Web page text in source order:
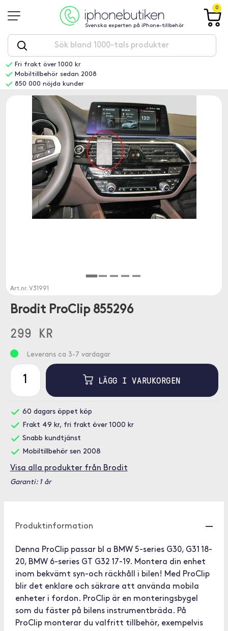
Svenska experten på iPhone-tillbehör
0
Fri frakt över 1000 kr
Mobiltillbehör sedan 2008
850 000 nöjda kunder
Art.nr. V31991
Brodit ProClip 855296
299 KR
Leverans ca 3-7 vardagar
LÄGG I VARUKORGEN
60 dagars öppet köp
Frakt 49 kr, fri frakt över 1000 kr
Snabb kundtjänst
Mobiltillbehör sen 2008
Visa alla produkter från Brodit
Garanti: 1 år
Produktinformation
Denna ProClip passar bl a BMW 5-series G30, G31 18-
20, BMW 6-series GT G32 17-19. Montera din enhet
inom bekvämt syn-och räckhåll i bilen! Med ProClip
blir det enklare och säkrare att använda mobila
enheter i fordon. ProClip är en monteringsbygel
som du fäster på bilens instrumentbräda. På
ProClip monterar du valfritt tillbehör, exempelvis